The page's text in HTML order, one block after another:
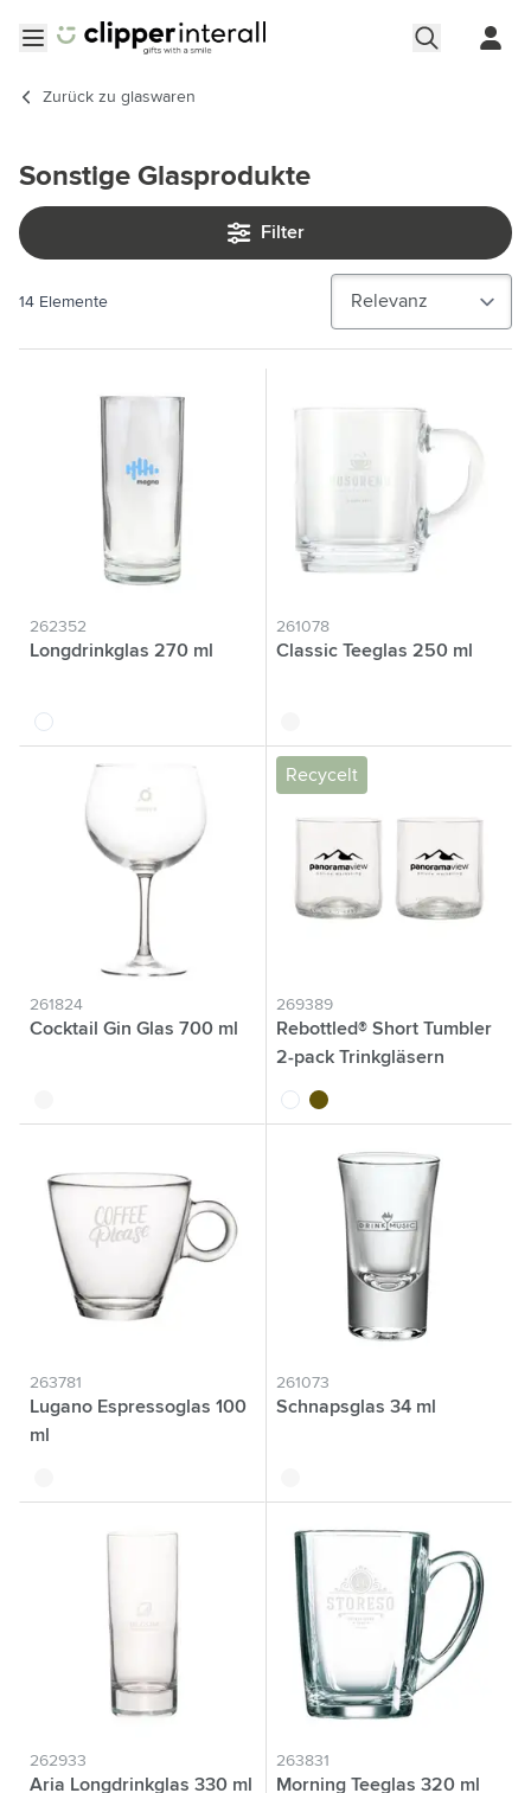
Zurück zu glaswaren
Sonstige Glasprodukte
Filter
14 Elemente
262352
Longdrinkglas 270 ml
translucide
261078
Classic Teeglas 250 ml
261824
Cocktail Gin Glas 700 ml
Recycelt
269389
Rebottled® Short Tumbler
2-pack Trinkgläsern
translucide
vert olive
263781
Lugano Espressoglas 100
ml
261073
Schnapsglas 34 ml
262933
Aria Longdrinkglas 330 ml
263831
Morning Teeglas 320 ml